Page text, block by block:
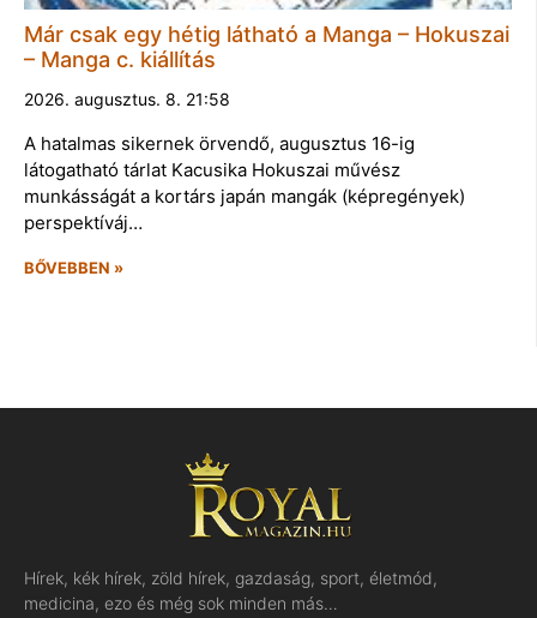
Már csak egy hétig látható a Manga – Hokuszai
– Manga c. kiállítás
2026. augusztus. 8. 21:58
A hatalmas sikernek örvendő, augusztus 16-ig
látogatható tárlat Kacusika Hokuszai művész
munkásságát a kortárs japán mangák (képregények)
perspektíváj…
BŐVEBBEN »
Hírek, kék hírek, zöld hírek, gazdaság, sport, életmód,
medicina, ezo és még sok minden más…